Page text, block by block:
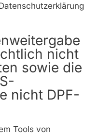
nicht
sowie die
nicht DPF-
Tools von